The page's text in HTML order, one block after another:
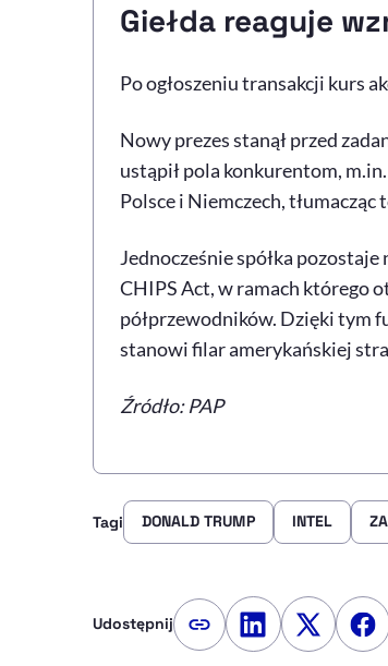
Giełda reaguje
Po ogłoszeniu transakcji kurs
Nowy prezes stanął przed
ustąpił pola konkurentom,
Polsce i Niemczech,
Jednocześnie spółka
CHIPS Act, w ramach którego
półprzewodników. Dzięki tym
stanowi filar amerykańskiej
Źródło: PAP
Tagi DONALD TRUMP INTEL
Udostępnij Kopiuj link artykułu
Udostępnij na